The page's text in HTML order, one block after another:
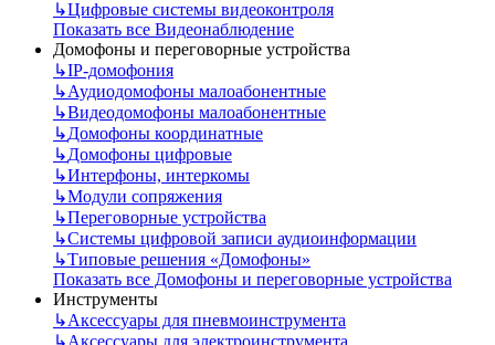
↳Цифровые системы видеоконтроля
Показать все Видеонаблюдение
Домофоны и переговорные устройства
↳IP-домофония
↳Аудиодомофоны малоабонентные
↳Видеодомофоны малоабонентные
↳Домофоны координатные
↳Домофоны цифровые
↳Интерфоны, интеркомы
↳Модули сопряжения
↳Переговорные устройства
↳Системы цифровой записи аудиоинформации
↳Типовые решения «Домофоны»
Показать все Домофоны и переговорные устройства
Инструменты
↳Аксессуары для пневмоинструмента
↳Аксессуары для электроинструмента